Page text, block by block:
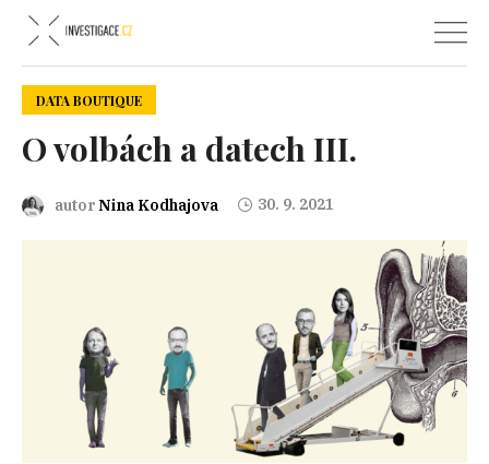
DATA BOUTIQUE
O volbách a datech III.
autorNina Kodhajova 30. 9. 2021